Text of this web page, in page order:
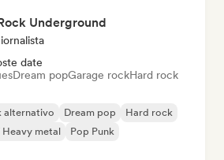
Underground
date
Dream popGarage rockHard rock
alternativo Dream pop
Hard rock
metal
Pop Punk